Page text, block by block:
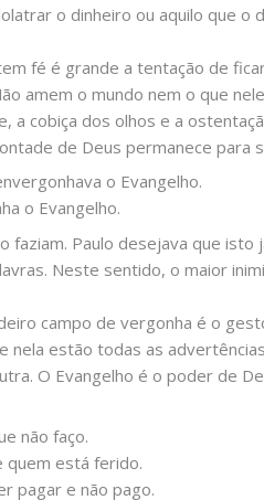
o dinheiro ou aquilo que o
fé é grande a tentação de
amem o mundo nem o que
a cobiça dos olhos e a
de Deus permanece para
o Evangelho.
o Evangelho.
faziam. Paulo desejava que
Neste sentido, o maior
campo de vergonha é o
nela estão todas as
O Evangelho é o poder de
não faço.
quem está ferido.
pagar e não pago.